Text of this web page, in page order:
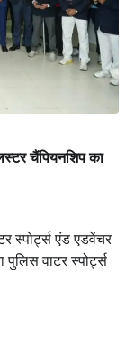
चैंपियनशिप का
स्पोर्ट्स एंड एडवेंचर
वाटर स्पोर्ट्स